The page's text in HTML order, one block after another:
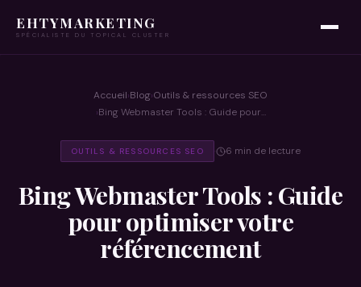
EHTYMARKETING
SPÉCIALISTE DU TOPICAL CLUSTER
Accueil›Blog›Outils & ressources SEO
›Bing Webmaster Tools : Guide pour…
OUTILS & RESSOURCES SEO 6 min de lecture
Bing Webmaster Tools : Guide
pour optimiser votre
référencement